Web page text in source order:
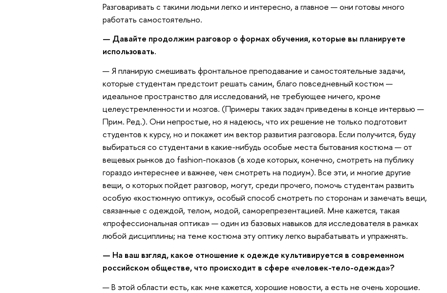
Разговаривать с такими людьми легко и интересно, а главное — они готовы много
работать самостоятельно.
— Давайте продолжим разговор о формах обучения, которые вы планируете
использовать.
— Я планирую смешивать фронтальное преподавание и самостоятельные задачи,
которые студентам предстоит решать самим, благо повседневный костюм —
идеальное пространство для исследований, не требующее ничего, кроме
целеустремленности и мозгов. (Примеры таких задач приведены в конце интервью —
Прим. Ред.). Они непростые, но я надеюсь, что их решение не только подготовит
студентов к курсу, но и покажет им вектор развития разговора. Если получится, буду
выбираться со студентами в какие-нибудь особые места бытования костюма — от
вещевых рынков до fashion-показов (в ходе которых, конечно, смотреть на публику
гораздо интереснее и важнее, чем смотреть на подиум). Все эти, и многие другие
вещи, о которых пойдет разговор, могут, среди прочего, помочь студентам развить
особую «костюмную оптику», особый способ смотреть по сторонам и замечать вещи,
связанные с одеждой, телом, модой, саморепрезентацией. Мне кажется, такая
«профессиональная оптика» — один из базовых навыков для исследователя в рамках
любой дисциплины; на теме костюма эту оптику легко вырабатывать и упражнять.
— На ваш взгляд, какое отношение к одежде культивируется в современном
российском обществе, что происходит в сфере «человек-тело-одежда»?
— В этой области есть, как мне кажется, хорошие новости, а есть не очень хорошие.